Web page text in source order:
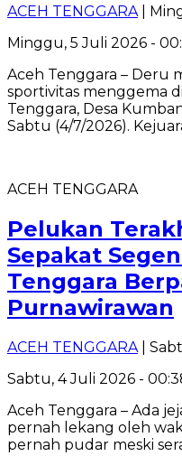
ACEH TENGGARA|
Minggu, 5 Juli 2026 -
Aceh Tenggara – Deru
sportivitas menggema
Tenggara, Desa
Sabtu (4/7/2026).
ACEH TENGGARA
Pelukan
Sepakat
Tenggara
Purnawirawan
ACEH TENGGARA|
Sabtu, 4 Juli 2026 -
‎Aceh Tenggara – Ada
pernah lekang oleh
pernah pudar meski